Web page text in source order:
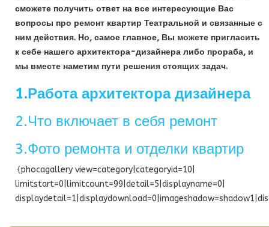
сможете получить ответ на все интересующие Вас
вопросы про ремонт квартир Театральной и связанные с
ним действия. Но, самое главное, Вы можете пригласить
к себе нашего архитектора-дизайнера либо прораба, и
мы вместе наметим пути решения стоящих задач.
1.Работа архитектора дизайнера
2.Что включает в себя ремонт
3.Фото ремонта и отделки квартир
{phocagallery view=category|categoryid=10|
limitstart=0|limitcount=99|detail=5|displayname=0|